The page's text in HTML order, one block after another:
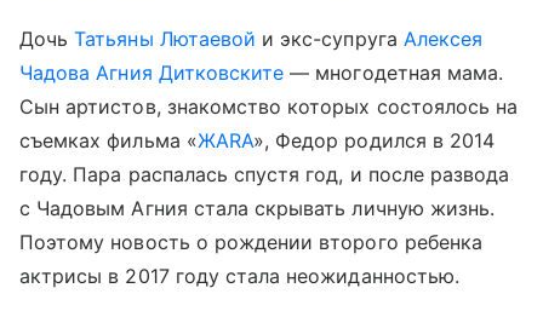
ДочьТатьяны Лютаевой и экс-супруга Алексея
Чадова Агния Дитковските — многодетная мама.
Сын артистов, знакомство которых состоялось на
съемках фильма «ЖАRА», Федор родился в 2014
году. Пара распалась спустя год, и после развода
с Чадовым Агния стала скрывать личную жизнь.
Поэтому новость о рождении второго ребенка
актрисы в 2017 году стала неожиданностью.